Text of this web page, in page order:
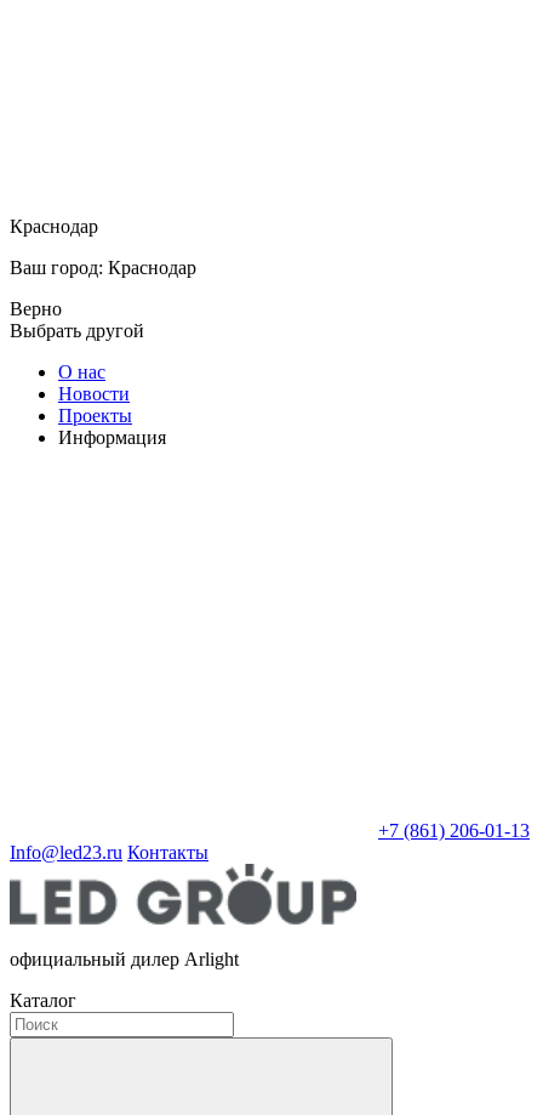
Краснодар
Ваш город: Краснодар
Верно
Выбрать другой
О нас
Новости
Проекты
Информация
+7 (861) 206-01-13
Info@led23.ru Контакты
официальный дилер Arlight
Каталог